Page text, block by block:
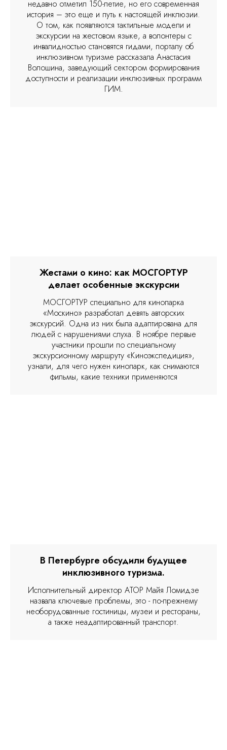
недавно отметил 150-летие, но его современная
история – это еще и путь к настоящей инклюзии.
О том, как появляются тактильные модели и
экскурсии на жестовом языке, а волонтеры с
инвалидностью становятся гидами, порталу об
инклюзивном туризме рассказала Анастасия
Волошина, заведующий сектором формирования
доступности и реализации инклюзивных программ
ГИМ.
Жестами о кино: как МОСГОРТУР
делает особенные экскурсии
МОСГОРТУР специально для кинопарка
«Москино» разработал девять авторских
экскурсий. Одна из них была адаптирована для
людей с нарушениями слуха. В ноябре первые
участники прошли по специальному
экскурсионному маршруту «Киноэкспедиция»,
узнали, для чего нужен кинопарк, как снимаются
фильмы, какие техники применяются
В Петербурге обсудили будущее
инклюзивного туризма.
Исполнительный директор АТОР Майя Ломидзе
назвала ключевые проблемы, это - по-прежнему
необорудованные гостиницы, музеи и рестораны,
а также неадаптированный транспорт.